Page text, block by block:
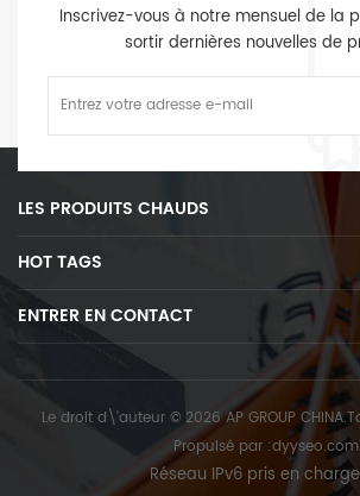
Inscrivez-vous à notre mensuel de la
sortir dernières nouvelles de
LES PRODUITS CHAUDS
HOT TAGS
ENTRER EN CONTACT
Le droit d\'auteur © 2026 AP GROUP
Propulsé par :dyyseo.com
Réseau IPv6 pris en charge